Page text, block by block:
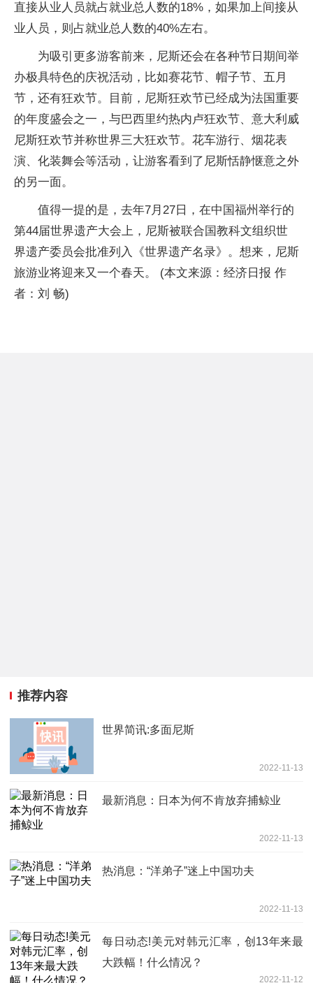
直接从业人员就占就业总人数的18%，如果加上间接从
业人员，则占就业总人数的40%左右。
为吸引更多游客前来，尼斯还会在各种节日期间举
办极具特色的庆祝活动，比如赛花节、帽子节、五月
节，还有狂欢节。目前，尼斯狂欢节已经成为法国重要
的年度盛会之一，与巴西里约热内卢狂欢节、意大利威
尼斯狂欢节并称世界三大狂欢节。花车游行、烟花表
演、化装舞会等活动，让游客看到了尼斯恬静惬意之外
的另一面。
值得一提的是，去年7月27日，在中国福州举行的
第44届世界遗产大会上，尼斯被联合国教科文组织世
界遗产委员会批准列入《世界遗产名录》。想来，尼斯
旅游业将迎来又一个春天。 (本文来源：经济日报 作
者：刘 畅)
推荐内容
世界简讯:多面尼斯
2022-11-13
最新消息：日本为何不肯放弃捕鲸业
2022-11-13
热消息：“洋弟子”迷上中国功夫
2022-11-13
每日动态!美元对韩元汇率，创13年来最
大跌幅！什么情况？
2022-11-12